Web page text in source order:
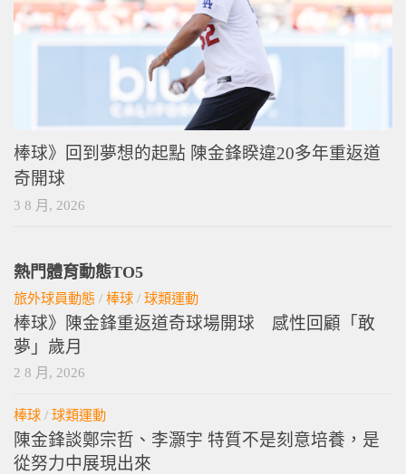
棒球》回到夢想的起點 陳金鋒睽違20多年重返道
奇開球
3 8 月, 2026
熱門體育動態TO5
旅外球員動態 / 棒球 / 球類運動
棒球》陳金鋒重返道奇球場開球 感性回顧「敢
夢」歲月
2 8 月, 2026
棒球 / 球類運動
陳金鋒談鄭宗哲、李灝宇 特質不是刻意培養，是
從努力中展現出來